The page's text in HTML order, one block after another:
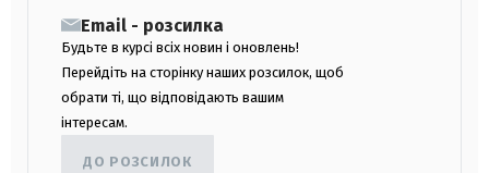
Email - розсилка
Будьте в курсі всіх новин і оновлень!
Перейдіть на сторінку наших розсилок, щоб
обрати ті, що відповідають вашим
інтересам.
ДО РОЗСИЛОК